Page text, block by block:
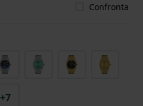
Confronta
+7